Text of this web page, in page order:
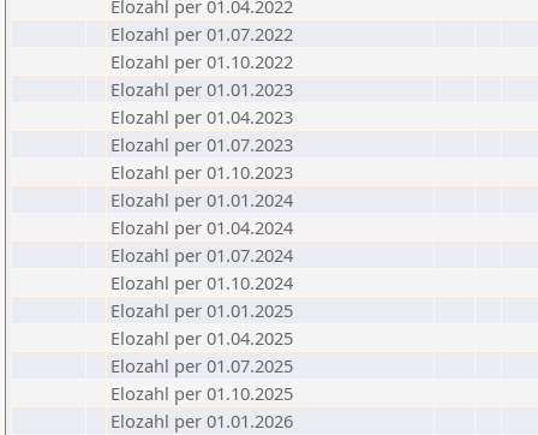
Elozahl per 01.04.2022
Elozahl per 01.07.2022
Elozahl per 01.10.2022
Elozahl per 01.01.2023
Elozahl per 01.04.2023
Elozahl per 01.07.2023
Elozahl per 01.10.2023
Elozahl per 01.01.2024
Elozahl per 01.04.2024
Elozahl per 01.07.2024
Elozahl per 01.10.2024
Elozahl per 01.01.2025
Elozahl per 01.04.2025
Elozahl per 01.07.2025
Elozahl per 01.10.2025
Elozahl per 01.01.2026